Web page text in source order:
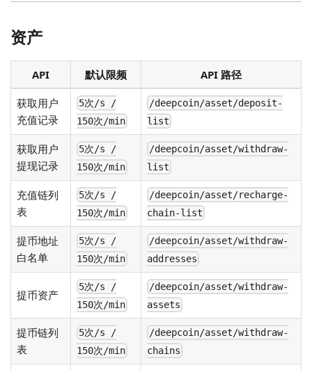
资产
API 默认限频 API 路径
获取用户
充值记录
5次/s /
150次/min
/deepcoin/asset/deposit-
list
获取用户
提现记录
5次/s /
150次/min
/deepcoin/asset/withdraw-
list
充值链列
表
5次/s /
150次/min
/deepcoin/asset/recharge-
chain-list
提币地址
白名单
5次/s /
150次/min
/deepcoin/asset/withdraw-
addresses
提币资产
5次/s /
150次/min
/deepcoin/asset/withdraw-
assets
提币链列
表
5次/s /
150次/min
/deepcoin/asset/withdraw-
chains